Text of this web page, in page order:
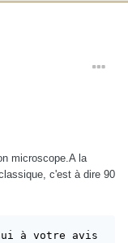
microscope.A la
c'est à dire 90
à votre avis